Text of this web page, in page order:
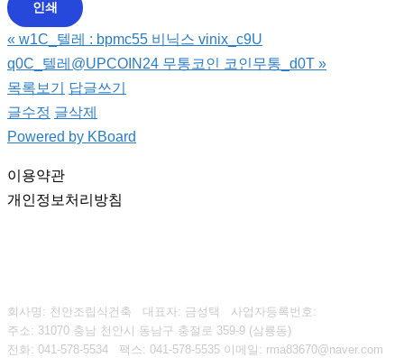
인쇄
« w1C_텔레 : bpmc55 비닉스 vinix_c9U
q0C_텔레@UPCOIN24 무통코인 코인무통_d0T »
목록보기
답글쓰기
글수정 글삭제
Powered by KBoard
이용약관
개인정보처리방침
회사명: 천안조립식건축 대표자: 금성택 사업자등록번호:
주소: 31070 충남 천안시 동남구 충절로 359-9 (삼룡동)
전화: 041-578-5534
팩스: 041-578-5535 이메일: rma83670@naver.com